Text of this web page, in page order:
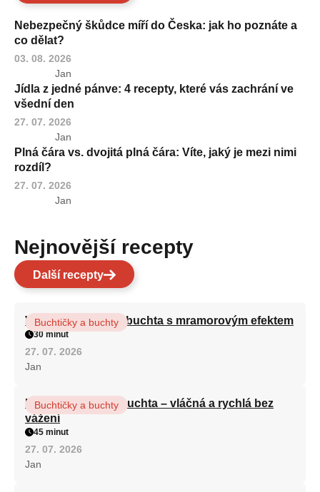
Nebezpečný škůdce míří do Česka: jak ho poznáte a
co dělat?
03. 08. 2026
Jan
Jídla z jedné pánve: 4 recepty, které vás zachrání ve
všední den
27. 07. 2026
Jan
Plná čára vs. dvojitá plná čára: Víte, jaký je mezi nimi
rozdíl?
27. 07. 2026
Jan
Nejnovější recepty
Další recepty
Vláčná olejová litá buchta s mramorovým efektem
Buchtičky a buchty
30 minut
27. 07. 2026
Jan
Hrnková maková buchta – vláčná a rychlá bez
vážení
Buchtičky a buchty
45 minut
27. 07. 2026
Jan